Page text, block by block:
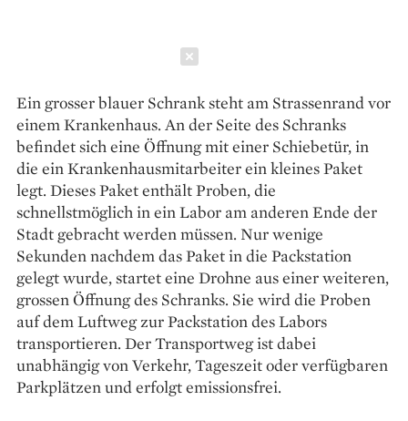
Ein grosser blauer Schrank steht am Strassenrand vor
einem Krankenhaus. An der Seite des Schranks
befindet sich eine Öffnung mit einer Schiebetür, in
die ein Krankenhausmitarbeiter ein kleines Paket
legt. Dieses Paket enthält Proben, die
schnellstmöglich in ein Labor am anderen Ende der
Stadt gebracht werden müssen. Nur wenige
Sekunden nachdem das Paket in die Packstation
gelegt wurde, startet eine Drohne aus einer weiteren,
grossen Öffnung des Schranks. Sie wird die Proben
auf dem Luftweg zur Packstation des Labors
transportieren. Der Transportweg ist dabei
unabhängig von Verkehr, Tageszeit oder verfügbaren
Parkplätzen und erfolgt emissionsfrei.